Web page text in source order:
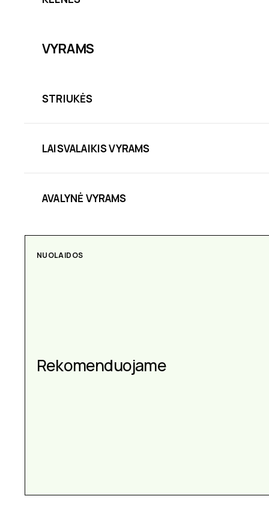
VYRAMS
STRIUKĖS
LAISVALAIKIS VYRAMS
AVALYNĖ VYRAMS
NUOLAIDOS
Rekomenduojame